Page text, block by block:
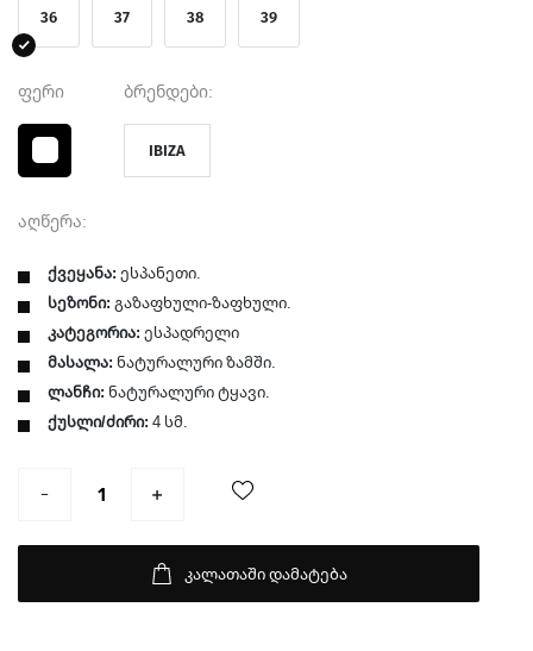
36 37 38 39
ფერი ბრენდები:
IBIZA
აღწერა:
ქვეყანა: ესპანეთი.
სეზონი: გაზაფხული-ზაფხული.
კატეგორია: ესპადრელი
მასალა: ნატურალური ზამში.
ლანჩი: ნატურალური ტყავი.
ქუსლი/ძირი: 4 სმ.
კალათაში დამატება